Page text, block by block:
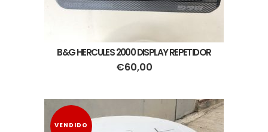
B&G HERCULES 2000 DISPLAY REPETIDOR
€60,00
VENDIDO